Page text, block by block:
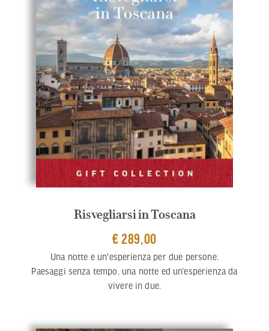
Risvegliarsi in Toscana
€ 289,00
Una notte e un'esperienza per due persone.
Paesaggi senza tempo, una notte ed un’esperienza da
vivere in due.